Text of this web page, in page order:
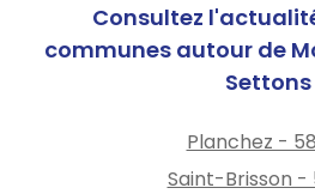
Consultez
communes autour de
Settons
Planchez -
Saint-Brisson -